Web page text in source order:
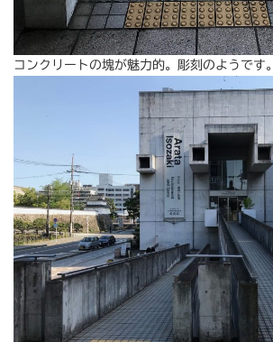
コンクリートの塊が魅力的。彫刻のようです。